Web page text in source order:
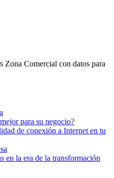
Zona Comercial con datos para
para su negocio?
de conexión a Internet en tu
en la era de la transformación